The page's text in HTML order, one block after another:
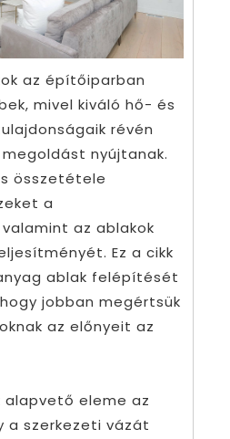
az építőiparban
mivel kiváló hő- és
révén
nyújtanak.
összetétele
a
az ablakok
Ez a cikk
ablak felépítését
jobban megértsük
az előnyeit az
alapvető eleme az
a szerkezeti vázát